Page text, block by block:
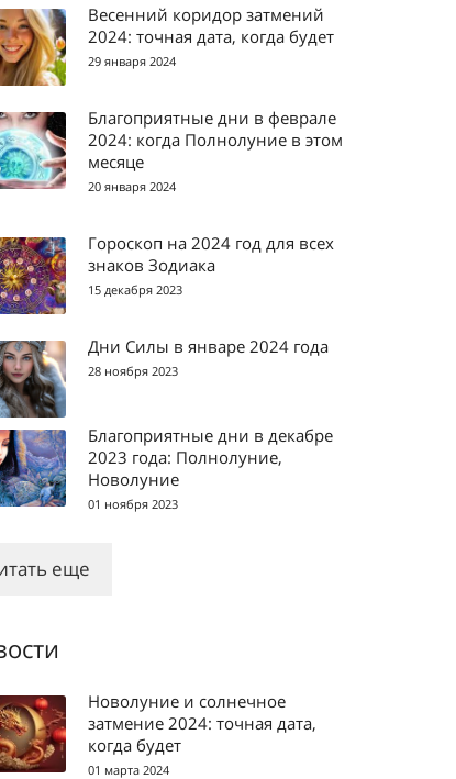
Весенний коридор затмений
2024: точная дата, когда будет
29 января 2024
Благоприятные дни в феврале
2024: когда Полнолуние в этом
месяце
20 января 2024
Гороскоп на 2024 год для всех
знаков Зодиака
15 декабря 2023
Дни Силы в январе 2024 года
28 ноября 2023
Благоприятные дни в декабре
2023 года: Полнолуние,
Новолуние
01 ноября 2023
еще
Новолуние и солнечное
затмение 2024: точная дата,
когда будет
01 марта 2024